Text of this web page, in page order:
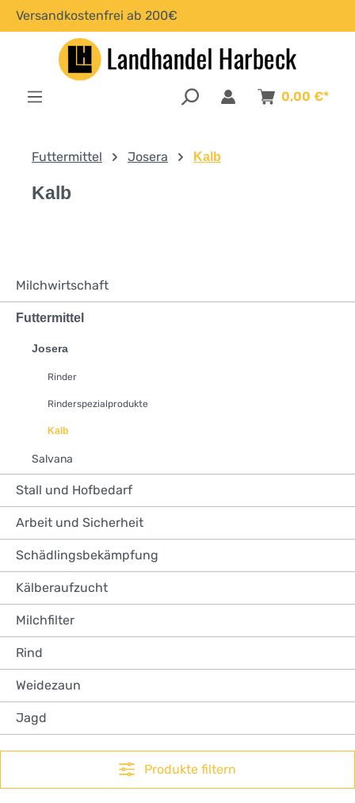
springen
Versandkostenfrei ab 200€
0,00 €*
Futtermittel Josera Kalb
Kalb
Milchwirtschaft
Futtermittel
Josera
Rinder
Rinderspezialprodukte
Kalb
Salvana
Stall und Hofbedarf
Arbeit und Sicherheit
Schädlingsbekämpfung
Kälberaufzucht
Milchfilter
Rind
Weidezaun
Jagd
Produkte filtern